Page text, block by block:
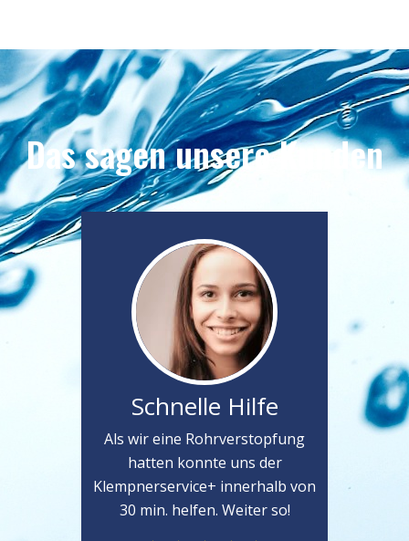
Das sagen unsere Kunden
Schnelle Hilfe
Als wir eine Rohrverstopfung
hatten konnte uns der
Klempnerservice+ innerhalb von
30 min. helfen. Weiter so!